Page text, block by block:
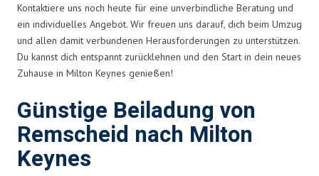
Kontaktiere uns noch heute für eine unverbindliche Beratung und
ein individuelles Angebot. Wir freuen uns darauf, dich beim Umzug
und allen damit verbundenen Herausforderungen zu unterstützen.
Du kannst dich entspannt zurücklehnen und den Start in dein neues
Zuhause in Milton Keynes genießen!
Günstige Beiladung von
Remscheid nach Milton
Keynes